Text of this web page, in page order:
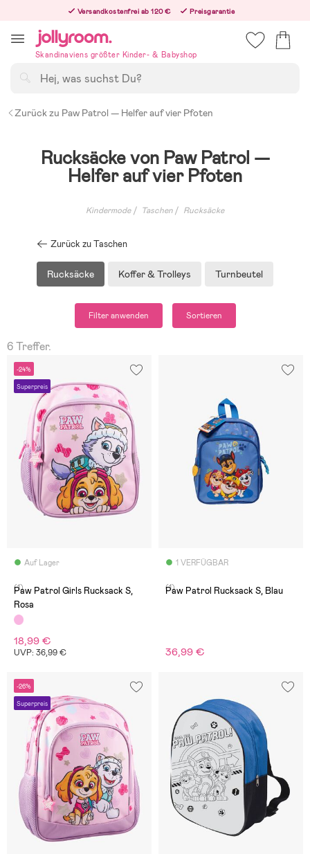
innehållet
Versandkostenfrei ab 120 €
Preisgarantie
Bestellungen, die nach 12:00 Uhr eingehen, werden am nächsten Werktag versandt!
Skandinaviens größter Kinder- & Babyshop
Zurück zu Paw Patrol — Helfer auf vier Pfoten
Rucksäcke von Paw Patrol —
Helfer auf vier Pfoten
Kindermode Taschen Rucksäcke
Zurück zu Taschen
Rucksäcke Koffer & Trolleys Turnbeutel
Filter anwenden Sortieren
6 Treffer.
-24%
Superpreis
Auf Lager
(1)
Paw Patrol Girls Rucksack S,
Rosa
18,99 €
UVP: 36,99 €
1 VERFÜGBAR
(1)
Paw Patrol Rucksack S, Blau
36,99 €
-26%
Superpreis